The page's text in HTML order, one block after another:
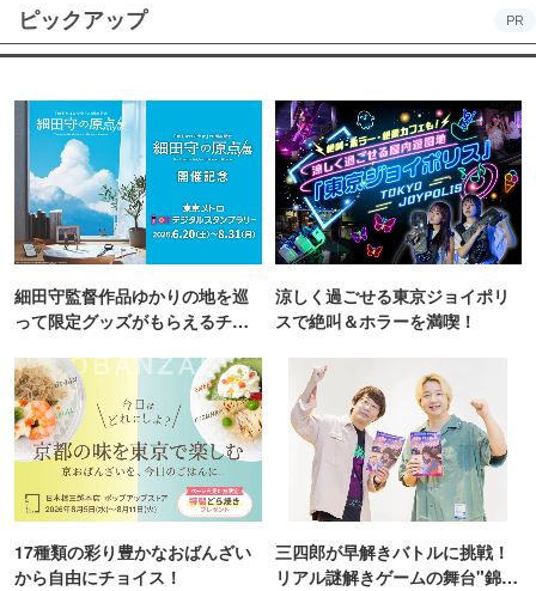
ピックアップ PR
細田守監督作品ゆかりの地を巡
って限定グッズがもらえるチャ
涼しく過ごせる東京ジョイポリ
スで絶叫＆ホラーを満喫！
17種類の彩り豊かなおばんざい
から自由にチョイス！
三四郎が早解きバトルに挑戦！
リアル謎解きゲームの舞台"錦糸